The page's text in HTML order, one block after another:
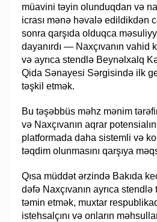
müavini təyin olunduqdan və
icrası mənə həvalə edildikdən
sonra qarşıda olduqca
dayanırdı — Naxçıvanın vahid
və ayrıca stendlə Beynəlxalq
Qida Sənayesi Sərgisində ilk
təşkil etmək.
Bu təşəbbüs məhz mənim
və Naxçıvanın aqrar
platformada daha sistemli və
təqdim olunmasını qarşıya
Qısa müddət ərzində Bakıda
dəfə Naxçıvanın ayrıca stendlə
təmin etmək, muxtar
istehsalçını və onların